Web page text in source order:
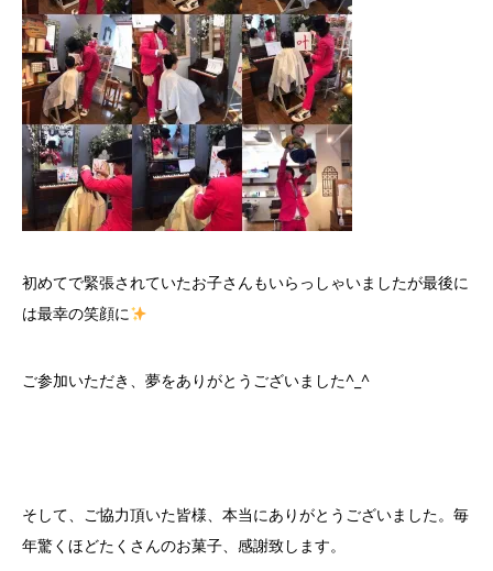
初めてで緊張されていたお子さんもいらっしゃいましたが最後に
は最幸の笑顔に
ご参加いただき、夢をありがとうございました^_^
そして、ご協力頂いた皆様、本当にありがとうございました。毎
年驚くほどたくさんのお菓子、感謝致します。